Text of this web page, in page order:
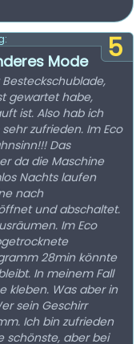
5
Mode
gewartet habe,
ich
Im Eco
Das
da die Maschine
Nachts laufen
nach
und abschaltet.
Im Eco
In meinem Fall
kleben. Was aber in
schönste, aber bei